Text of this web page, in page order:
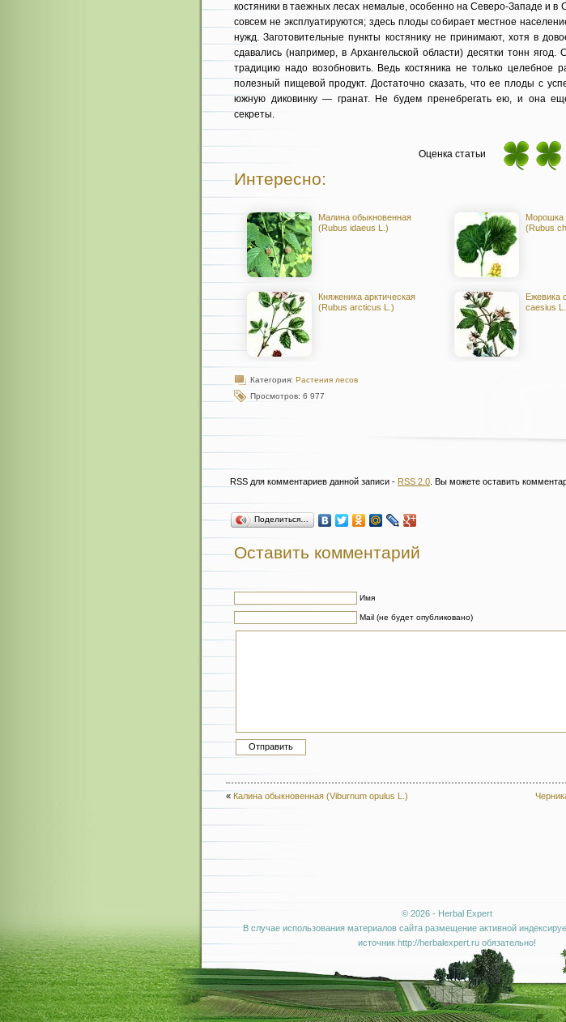
костяники в таежных лесах немалые, особенно на Северо-Западе и в
совсем не эксплуатируются; здесь плоды собирает местное
нужд. Заготовительные пункты костянику не принимают, хотя в
сдавались (например, в Архангельской области) десятки тонн ягод.
традицию надо возобновить. Ведь костяника не только целебное
полезный пищевой продукт. Достаточно сказать, что ее плоды с
южную диковинку — гранат. Не будем пренебрегать ею, и она
секреты.
Оценка статьи
Интересно:
Малина обыкновенная
(Rubus idaeus L.)
Морошка
(Rubus
Княженика арктическая
(Rubus arcticus L.)
Ежевика
caesius
Категория: Растения лесов
Просмотров: 6 977
RSS для комментариев данной записи - RSS 2.0 . Вы можете оставить
Поделиться…
Оставить комментарий
Имя
Mail (не будет опубликовано)
« Калина обыкновенная (Viburnum opulus L.)
© 2026 - Herbal Expert
В случае использования материалов сайта размещение активной
источник http://herbalexpert.ru обязательно!